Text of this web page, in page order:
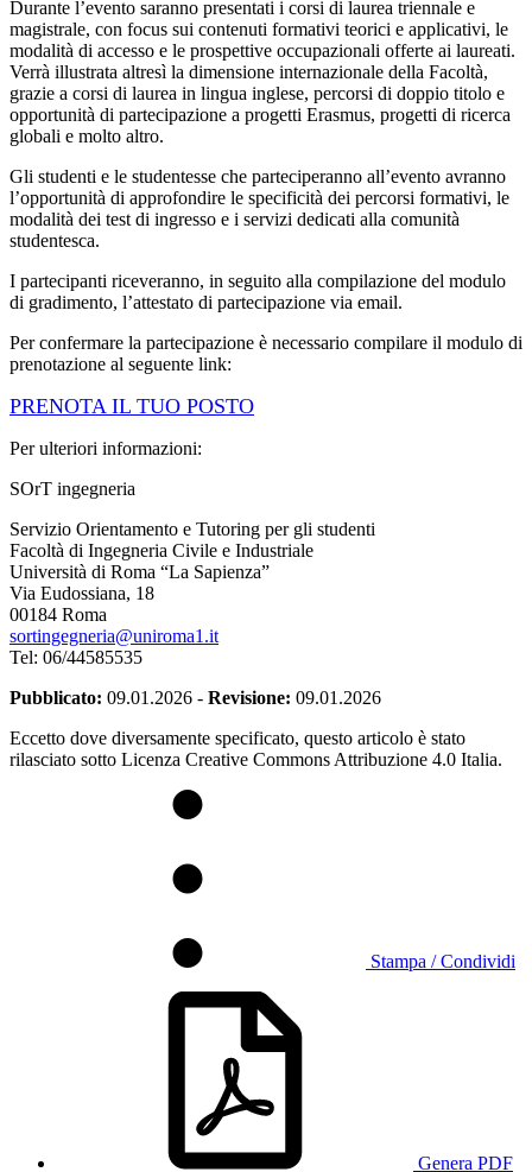
Durante l’evento saranno presentati i corsi di laurea triennale e
magistrale, con focus sui contenuti formativi teorici e applicativi, le
modalità di accesso e le prospettive occupazionali offerte ai laureati.
Verrà illustrata altresì la dimensione internazionale della Facoltà,
grazie a corsi di laurea in lingua inglese, percorsi di doppio titolo e
opportunità di partecipazione a progetti Erasmus, progetti di ricerca
globali e molto altro.
Gli studenti e le studentesse che parteciperanno all’evento avranno
l’opportunità di approfondire le specificità dei percorsi formativi, le
modalità dei test di ingresso e i servizi dedicati alla comunità
studentesca.
I partecipanti riceveranno, in seguito alla compilazione del modulo
di gradimento, l’attestato di partecipazione via email.
Per confermare la partecipazione è necessario compilare il modulo di
prenotazione al seguente link:
PRENOTA IL TUO POSTO
Per ulteriori informazioni:
SOrT ingegneria
Servizio Orientamento e Tutoring per gli studenti
Facoltà di Ingegneria Civile e Industriale
Università di Roma “La Sapienza”
Via Eudossiana, 18
00184 Roma
sortingegneria@uniroma1.it
Tel: 06/44585535
Pubblicato: 09.01.2026 - Revisione: 09.01.2026
Eccetto dove diversamente specificato, questo articolo è stato
rilasciato sotto Licenza Creative Commons Attribuzione 4.0 Italia.
Stampa / Condividi
Genera PDF